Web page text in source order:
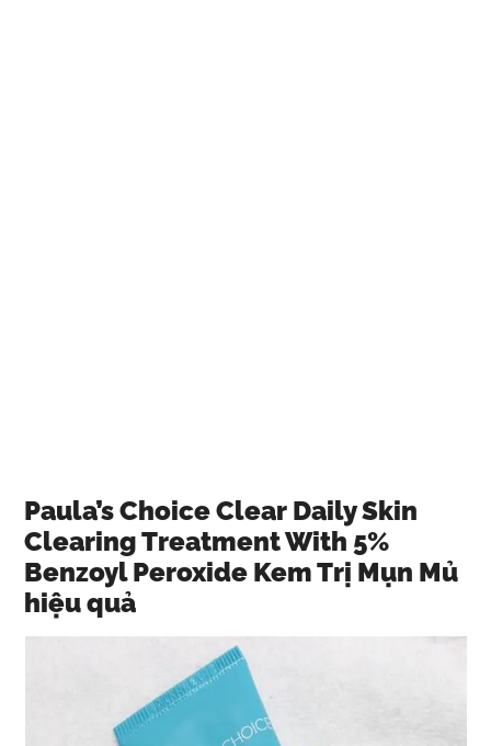
Paula’s Choice Clear Daily Skin
Clearing Treatment With 5%
Benzoyl Peroxide Kem Trị Mụn Mủ
hiệu quả